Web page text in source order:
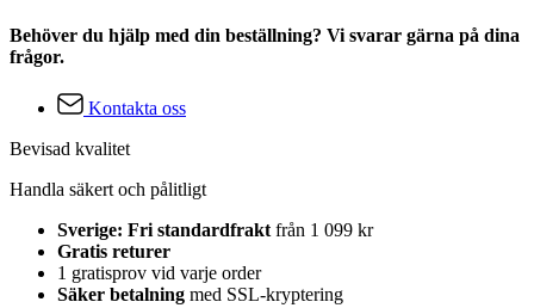
Behöver du hjälp med din beställning? Vi svarar gärna på dina
frågor.
Kontakta oss
Bevisad kvalitet
Handla säkert och pålitligt
Sverige: Fri standardfrakt från 1 099 kr
Gratis returer
1 gratisprov vid varje order
Säker betalning med SSL-kryptering